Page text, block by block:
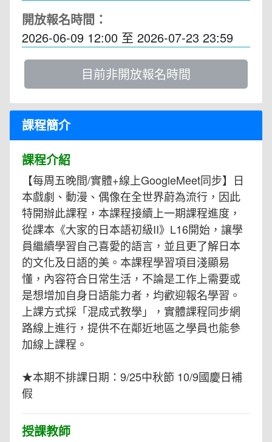
開放報名時間：
2026-06-09 12:00 至 2026-07-23 23:59
目前非開放報名時間
課程簡介
課程介紹
【每周五晚間/實體+線上GoogleMeet同步】日
本戲劇、動漫、偶像在全世界蔚為流行，因此
特開辦此課程，本課程接續上一期課程進度，
從課本《大家的日本語初級II》L16開始，讓學
員繼續學習自己喜愛的語言，並且更了解日本
的文化及日語的美。本課程學習項目淺顯易
懂，內容符合日常生活，不論是工作上需要或
是想增加自身日語能力者，均歡迎報名學習。
上課方式採「混成式教學」，實體課程同步網
路線上進行，提供不在鄰近地區之學員也能參
加線上課程。
★本期不排課日期：9/25中秋節 10/9國慶日補
假
授課教師